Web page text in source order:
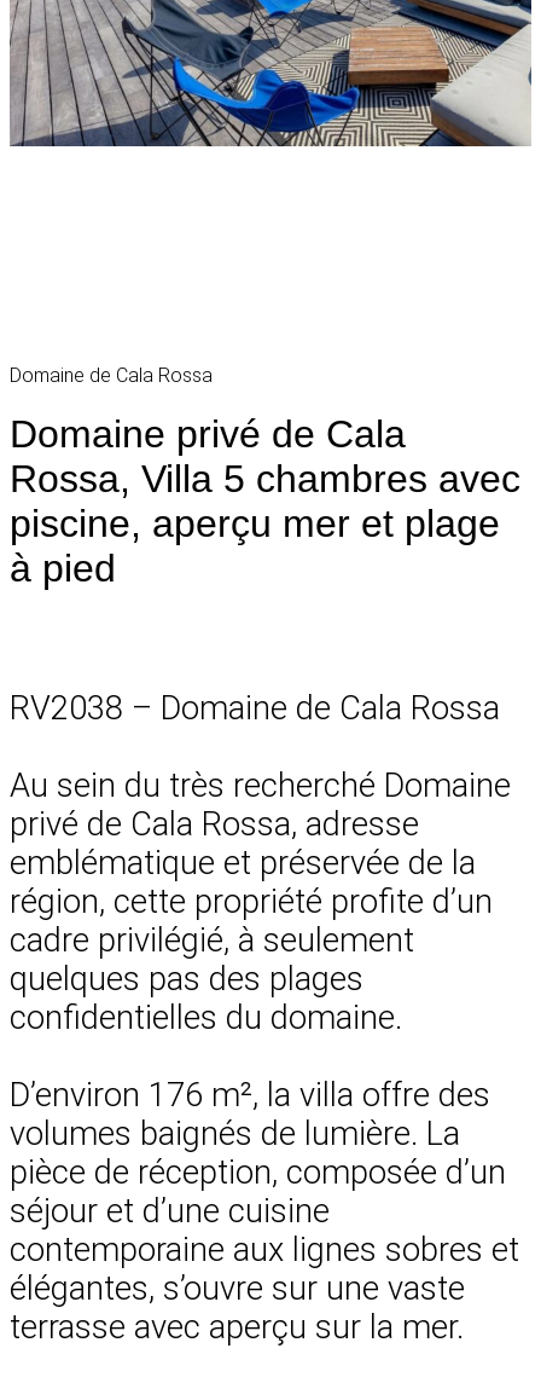
Domaine de Cala Rossa
Domaine privé de Cala
Rossa, Villa 5 chambres avec
piscine, aperçu mer et plage
à pied
RV2038 – Domaine de Cala Rossa
Au sein du très recherché Domaine
privé de Cala Rossa, adresse
emblématique et préservée de la
région, cette propriété profite d’un
cadre privilégié, à seulement
quelques pas des plages
confidentielles du domaine.
D’environ 176 m², la villa offre des
volumes baignés de lumière. La
pièce de réception, composée d’un
séjour et d’une cuisine
contemporaine aux lignes sobres et
élégantes, s’ouvre sur une vaste
terrasse avec aperçu sur la mer.